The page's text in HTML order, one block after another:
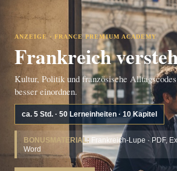
ANZEIGE · FRANCE PREMIUM ACADEMY
Frankreich
Kultur, Politik und französische Alltagscodes
besser einordnen.
ca. 5 Std. · 50 Lerneinheiten · 10 Kapitel
BONUSMATERIAL: Frankreich-Lupe · PDF,
Word